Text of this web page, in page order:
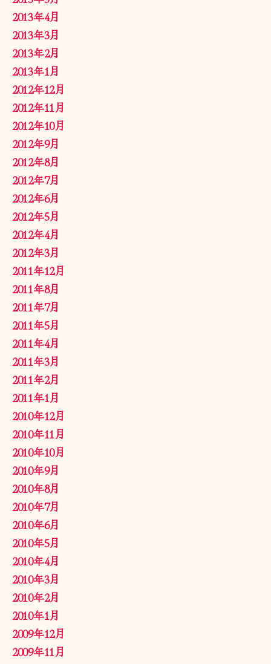
2013年4月
2013年3月
2013年2月
2013年1月
2012年12月
2012年11月
2012年10月
2012年9月
2012年8月
2012年7月
2012年6月
2012年5月
2012年4月
2012年3月
2011年12月
2011年8月
2011年7月
2011年5月
2011年4月
2011年3月
2011年2月
2011年1月
2010年12月
2010年11月
2010年10月
2010年9月
2010年8月
2010年7月
2010年6月
2010年5月
2010年4月
2010年3月
2010年2月
2010年1月
2009年12月
2009年11月